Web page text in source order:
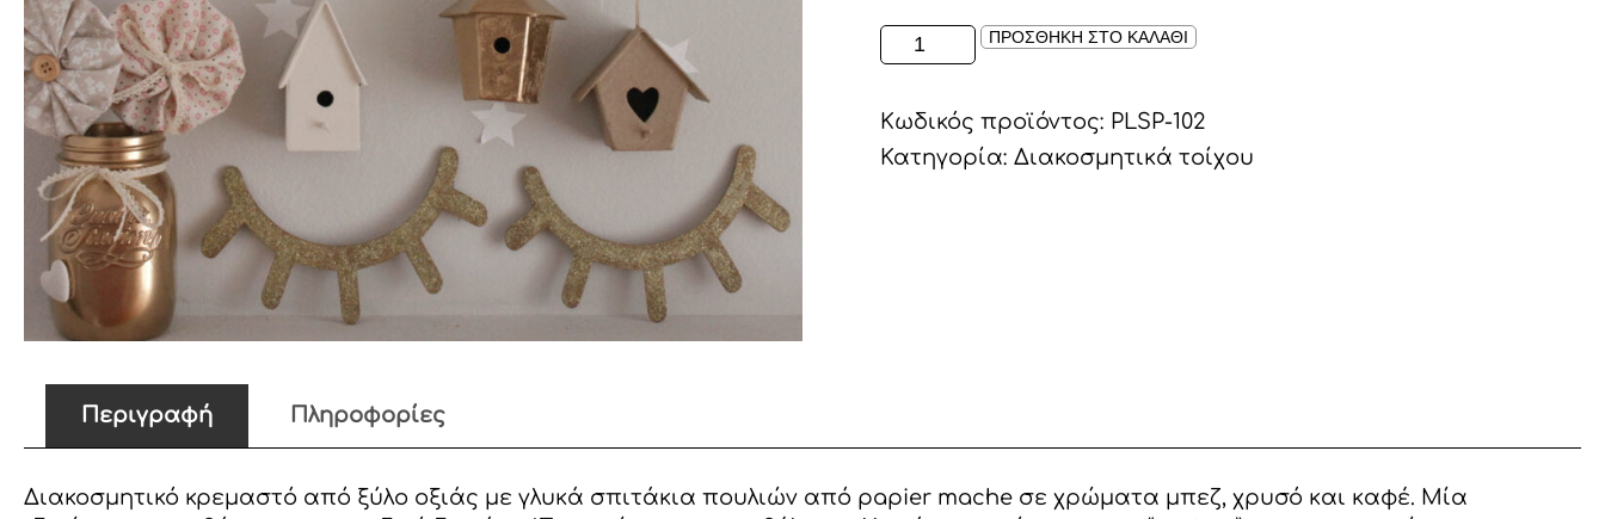
ΚΡΕΜΑΣΤΟ
ΔΙΑΚΟΣΜΗΤΙΚΟ
ΜΙΝΙ
ΠΟΥΛΟΣΠΙΤΑ-
ΠΡΟΣΘΗΚΗ ΣΤΟ ΚΑΛΑΘΙ
Κωδικός προϊόντος: PLSP-102
Κατηγορία:Διακοσμητικά τοίχου
Περιγραφή Πληροφορίες
Διακοσμητικό κρεμαστό από ξύλο οξιάς με γλυκά σπιτάκια πουλιών από papier mache σε χρώματα μπεζ, χρυσό και καφέ. Μία